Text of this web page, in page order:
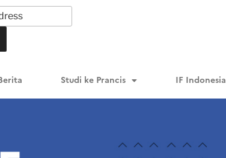
Studi ke Prancis IF Indonesia